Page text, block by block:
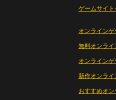
ゲームサイト
オンラインゲ
無料オンライ
オンライン
新作オンライ
おすすめオ